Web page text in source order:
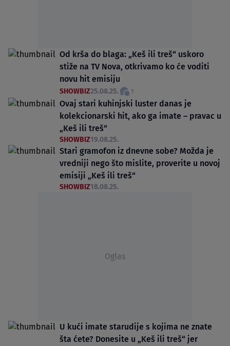
Od krša do blaga: „Keš ili treš“ uskoro
stiže na TV Nova, otkrivamo ko će voditi
novu hit emisiju
SHOWBIZ25.08.25. 1
Ovaj stari kuhinjski luster danas je
kolekcionarski hit, ako ga imate – pravac u
„Keš ili treš“
SHOWBIZ19.08.25.
Stari gramofon iz dnevne sobe? Možda je
vredniji nego što mislite, proverite u novoj
emisiji „Keš ili treš“
SHOWBIZ18.08.25.
Oglas
U kući imate starudije s kojima ne znate
šta ćete? Donesite u „Keš ili treš“ jer